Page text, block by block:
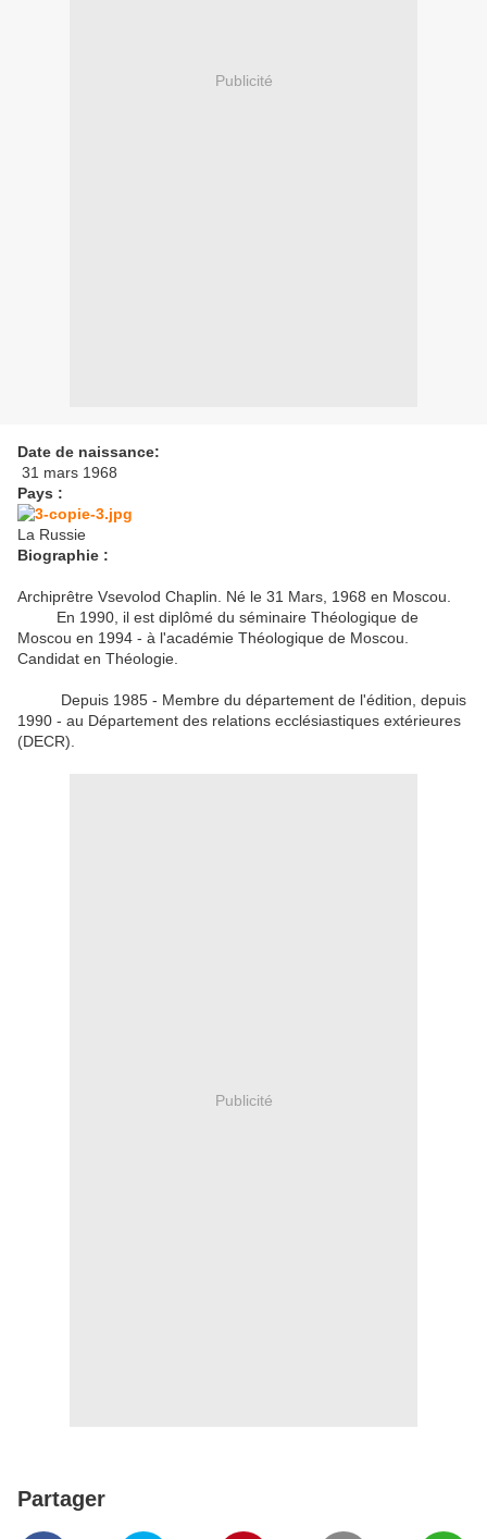
Publicité
Date de naissance:
31 mars 1968
Pays :
La Russie
Biographie :
Archiprêtre Vsevolod Chaplin. Né le 31 Mars, 1968 en Moscou.
En 1990, il est diplômé du séminaire Théologique de
Moscou en 1994 - à l'académie Théologique de Moscou.
Candidat en Théologie.
Depuis 1985 - Membre du département de l'édition, depuis
1990 - au Département des relations ecclésiastiques extérieures
(DECR).
Publicité
Partager